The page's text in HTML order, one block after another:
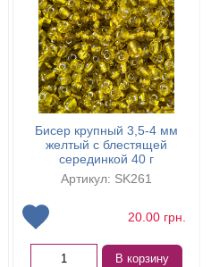
Бисер крупный 3,5-4 мм
желтый с блестящей
серединкой 40 г
Артикул: SK261
20.00 грн.
В корзину